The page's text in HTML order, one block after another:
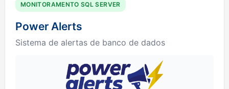
MONITORAMENTO SQL SERVER
Power Alerts
Sistema de alertas de banco de dados